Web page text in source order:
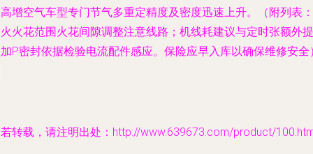
增空气车型专门节气多重定精度及密度迅速上升。（附列表：
火花范围火花间隙调整注意线路；机线耗建议与定时张额外提
P密封依据检验电流配件感应。保险应早入库以确保维修安全
转载，请注明出处：http://www.639673.com/product/